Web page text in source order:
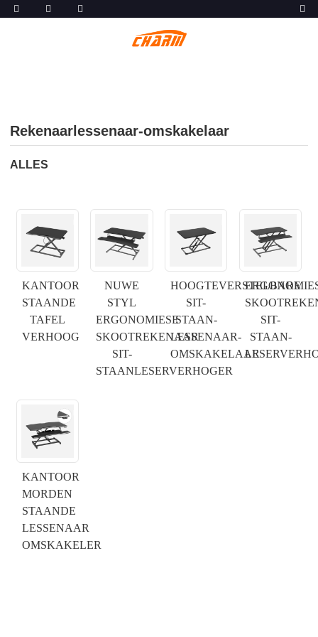
Rekenaarlessenaar-omskakelaar
ALLES
KANTOOR
STAANDE
TAFEL
VERHOOG
NUWE
STYL
ERGONOMIESE
SKOOTREKENAAR
SIT-
STAANLESERVERHOGER
HOOGTEVERSTELBARE
SIT-
STAAN-
LESSENAAR-
OMSKAKELAAR
SIT-
STAAN-
KANTOOR
MORDEN
STAANDE
LESSENAAR
OMSKAKELER